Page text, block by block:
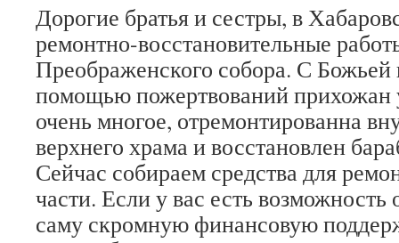
Дорогие братья и сестры, в
ремонтно-восстановительные
Преображенского собора. С
помощью пожертвований прихожан
очень многое, отремонтированна
верхнего храма и восстановлен
Сейчас собираем средства для
части. Если у вас есть возможность
саму скромную финансовую